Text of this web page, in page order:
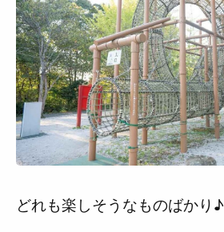
どれも楽しそうなものばかり♪